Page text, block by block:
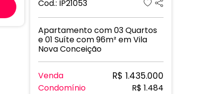
Cod.: IP21053
Apartamento com 03 Quartos
e 01 Suíte com 96m² em Vila
Nova Conceição
Venda R$ 1.435.000
Condomínio
R$ 1.484